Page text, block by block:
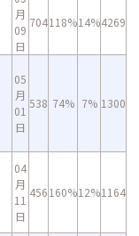
月
09
日
704118%14%4269
05
月
01
日
538 74% 7% 1300
04
月
11
日
456160%12%1164